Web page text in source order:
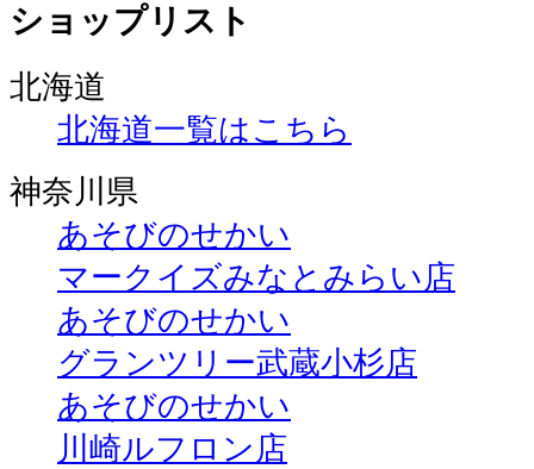
ショップリスト
北海道
北海道一覧はこちら
神奈川県
あそびのせかい
マークイズみなとみらい店
あそびのせかい
グランツリー武蔵小杉店
あそびのせかい
川崎ルフロン店